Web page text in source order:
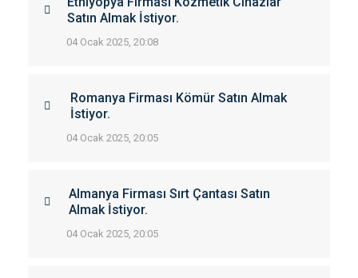
Satın Almak İstiyor.
04 Ocak 2025, 20:08
Romanya Firması Kömür Satın Almak
İstiyor.
04 Ocak 2025, 20:05
Almanya Firması Sırt Çantası Satın
Almak İstiyor.
04 Ocak 2025, 20:05